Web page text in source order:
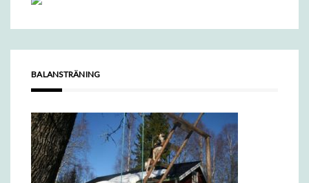
BALANSTRÄNING